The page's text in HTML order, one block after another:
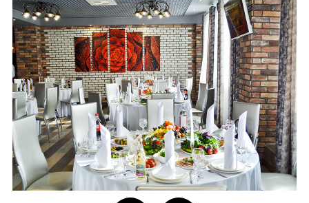
музыка
Бесплатный
wi-fi